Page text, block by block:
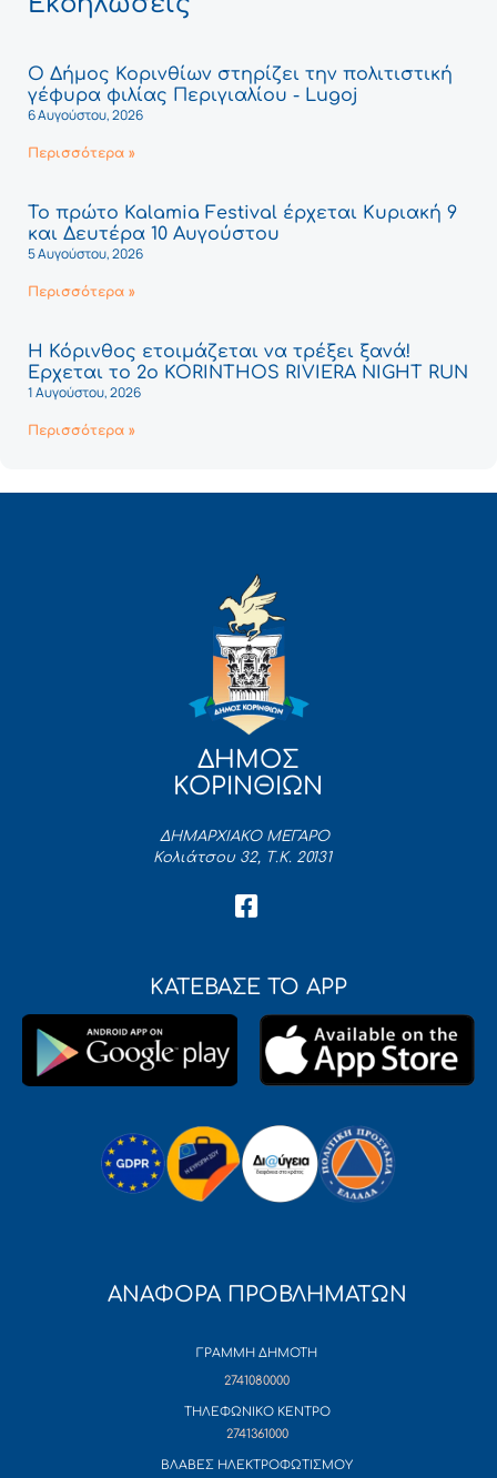
Ο Δήμος Κορινθίων στηρίζει την πολιτιστική
γέφυρα φιλίας Περιγιαλίου - Lugoj
6 Αυγούστου, 2026
Περισσότερα »
Το πρώτο Kalamia Festival έρχεται Κυριακή 9
και Δευτέρα 10 Αυγούστου
5 Αυγούστου, 2026
Περισσότερα »
Η Κόρινθος ετοιμάζεται να τρέξει ξανά!
Έρχεται το 2ο KORINTHOS RIVIERA NIGHT RUN
1 Αυγούστου, 2026
Περισσότερα »
ΔΗΜΟΣ
ΚΟΡΙΝΘΙΩΝ
ΔΗΜΑΡΧΙΑΚΟ ΜΕΓΑΡΟ
Κολιάτσου 32, Τ.Κ. 20131
ΚΑΤΕΒΑΣΕ ΤΟ APP
ΑΝΑΦΟΡΑ ΠΡΟΒΛΗΜΑΤΩΝ
ΓΡΑΜΜΗ ΔΗΜΟΤΗ
2741080000
ΤΗΛΕΦΩΝΙΚΟ ΚΕΝΤΡΟ
2741361000
ΒΛΑΒΕΣ ΗΛΕΚΤΡΟΦΩΤΙΣΜΟΥ